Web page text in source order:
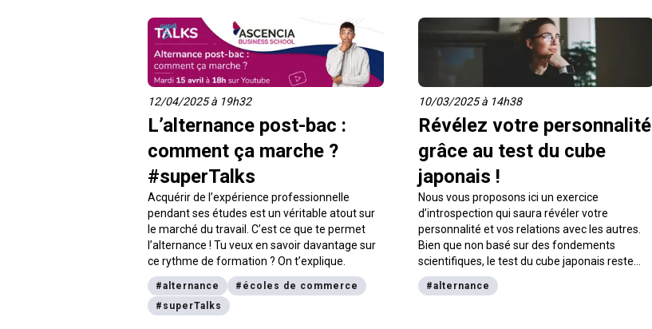
12/04/2025 à 19h32
L’alternance post-bac :
comment ça marche ?
#superTalks
Acquérir de l’expérience professionnelle
pendant ses études est un véritable atout sur
le marché du travail. C’est ce que te permet
l’alternance ! Tu veux en savoir davantage sur
ce rythme de formation ? On t’explique.
#alternance # écoles de commerce
# superTalks
10/03/2025 à 14h38
Révélez votre personnalité
grâce au test du cube
japonais !
Nous vous proposons ici un exercice
d’introspection qui saura révéler votre
personnalité et vos relations avec les autres.
Bien que non basé sur des fondements
scientifiques, le test du cube japonais reste
néanmoins un bon outil de développement
personnel et de réflexion sur soi-même. Alors,
#alternance